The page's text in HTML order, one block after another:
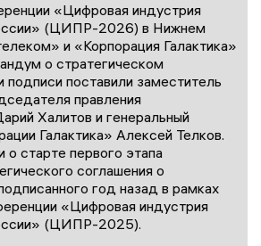
«Цифровая индустрия
(ЦИПР-2026) в Нижнем
и «Корпорация Галактика»
о стратегическом
подписи поставили заместитель
правления
Халитов и генеральный
Галактика» Алексей Телков.
старте первого этапа
соглашения о
год назад в рамках
«Цифровая индустрия
(ЦИПР-2025).